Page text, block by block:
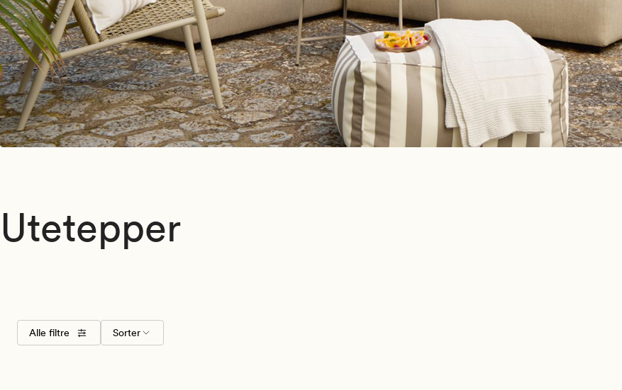
Utetepper
Alle filtre
Velg
sorteringsrekkefølge
Sorter
Størrelser
Farger